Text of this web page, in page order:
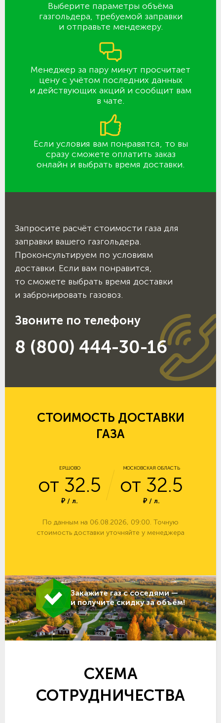
Выберите параметры объёма
газгольдера, требуемой заправки
и отправьте мендежеру.
Менеджер за пару минут просчитает
цену с учётом последних данных
и действующих акций и сообщит вам
в чате.
Если условия вам понравятся, то вы
сразу сможете оплатить заказ
онлайн и выбрать время доставки.
Запросите расчёт стоимости газа для
заправки вашего газгольдера.
Проконсультируем по условиям
доставки. Если вам понравится,
то сможете выбрать время доставки
и забронировать газовоз.
Звоните по телефону
8 (800) 444-30-16
СТОИМОСТЬ ДОСТАВКИ
ГАЗА
ЕРШОВО
от 32.5
₽ / л.
МОСКОВСКАЯ ОБЛАСТЬ
от 32.5
₽ / л.
По данным на 06.08.2026, 09:00. Точную
стоимость доставки уточняйте у менеджера
Закажите газ с соседями —
и получите скидку за объём!
СХЕМА
СОТРУДНИЧЕСТВА